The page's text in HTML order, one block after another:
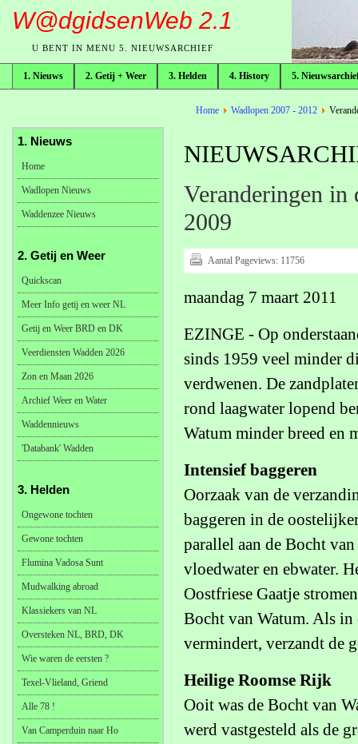
W@dgidsenWeb 2.1
U BENT IN MENU 5. NIEUWSARCHIEF
1. Nieuws 2. Getij + Weer 3. Helden 4. History 5.
broodkruimelpad
Home Wadlopen 2007 - 2012
Veranderingen
2009
Aantal Pageviews: 11756
maandag 7 maart 2011
EZINGE - Op
sinds 1959 veel minder
verdwenen. De
rond laagwater lopend
Watum minder breed en
Intensief baggeren
Oorzaak van de
baggeren in de
parallel aan de Bocht
vloedwater en ebwater.
Oostfriese Gaatje
Bocht van Watum. Als
vermindert, verzandt de
Heilige Roomse Rijk
Ooit was de Bocht van
werd vastgesteld als de
1. Nieuws
Home
Wadlopen Nieuws
Waddenzee Nieuws
2. Getij en Weer
Quickscan
Meer Info getij en weer NL
Getij en Weer BRD en DK
Veerdiensten Wadden 2026
Zon en Maan 2026
Archief Weer en Water
Waddennieuws
'Databank' Wadden
3. Helden
Ongewone tochten
Gewone tochten
Flumina Vadosa Sunt
Mudwalking abroad
Klassiekers van NL
Oversteken NL, BRD, DK
Wie waren de eersten ?
Texel-Vlieland, Griend
Alle 78 !
Van Camperduin naar Ho